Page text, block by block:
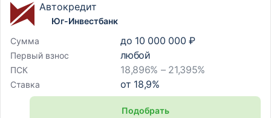
Автокредит
Юг-Инвестбанк
Сумма
до 10 000 000 ₽
Первый взнос любой
ПСК 18,896% – 21,395%
Ставка от 18,9%
Подобрать